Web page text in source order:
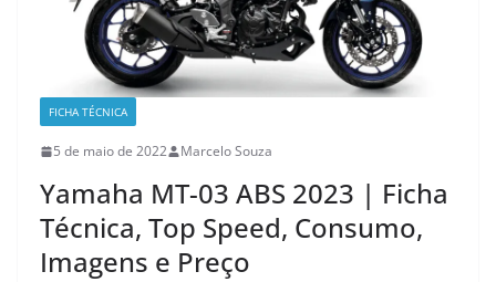
FICHA TÉCNICA
5 de maio de 2022 Marcelo Souza
Yamaha MT-03 ABS 2023 | Ficha
Técnica, Top Speed, Consumo,
Imagens e Preço